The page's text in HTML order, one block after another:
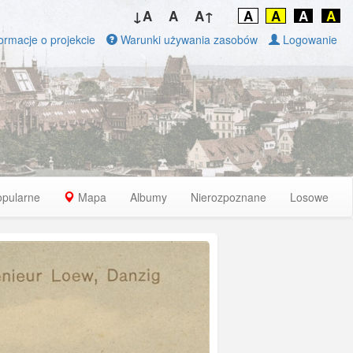
↓A A A↑ A A A A
o projekcie Warunki używania zasobów Logowanie
Mapa Albumy Nierozpoznane Losowe